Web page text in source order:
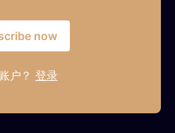
now
户？登录